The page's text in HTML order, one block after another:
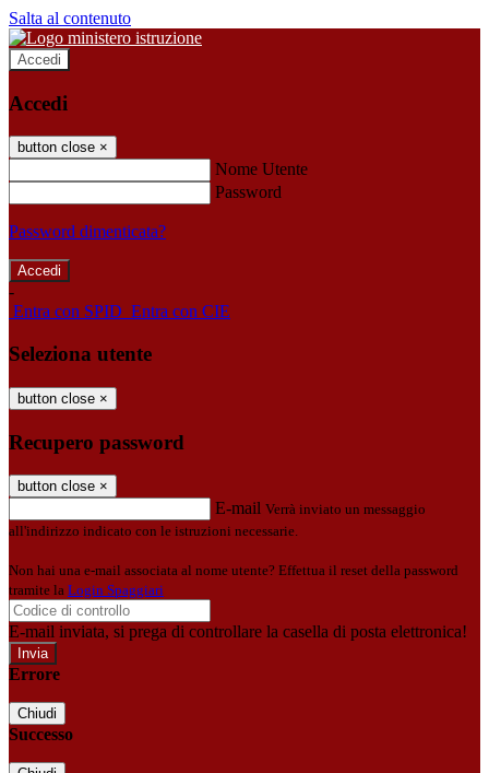
Salta al contenuto
Accedi
Accedi
button close ×
Nome Utente
Password
Password dimenticata?
-
Entra con SPID Entra con CIE
Seleziona utente
button close ×
Recupero password
button close ×
E-mail Verrà inviato un messaggio
all'indirizzo indicato con le istruzioni necessarie.
Non hai una e-mail associata al nome utente? Effettua il reset della password
tramite la Login Spaggiari
E-mail inviata, si prega di controllare la casella di posta elettronica!
Errore
Chiudi
Successo